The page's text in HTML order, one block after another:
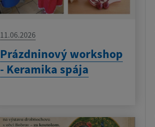
11.06.2026
Prázdninový workshop
- Keramika spája